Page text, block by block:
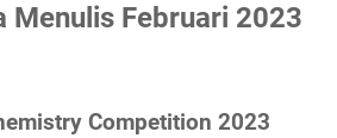
Menulis Februari 2023
Competition 2023